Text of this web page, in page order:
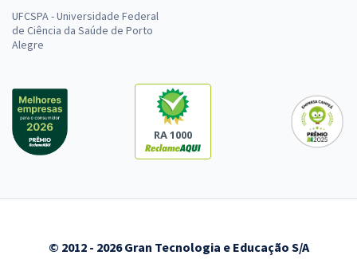
UFCSPA - Universidade Federal
de Ciência da Saúde de Porto
Alegre
RA 1000
© 2012 - 2026 Gran Tecnologia e Educação S/A